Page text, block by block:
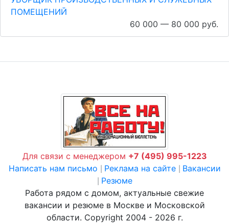
ПОМЕЩЕНИЙ
60 000 — 80 000 руб.
Для связи с менеджером +7 (495) 995-1223
Написать нам письмо
Реклама на сайте Вакансии
Резюме
Работа рядом с домом, актуальные свежие
вакансии и резюме в Москве и Московской
области. Copyright 2004 - 2026 г.